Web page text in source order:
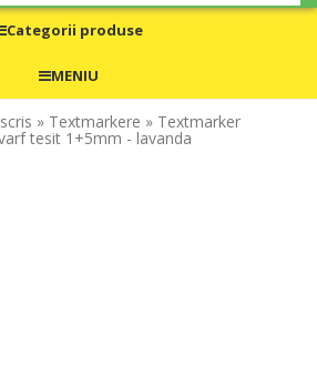
Categorii produse
MENIU
» Textmarkere » Textmarker
tesit 1+5mm - lavanda